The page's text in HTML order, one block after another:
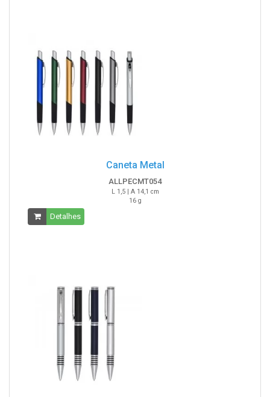
Caneta Metal
ALLPECMT054
L 1,5 | A 14,1 cm
16 g
Detalhes